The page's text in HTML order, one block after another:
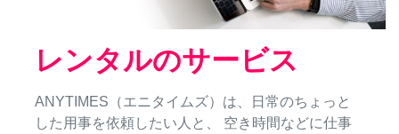
レンタルのサービス
ANYTIMES（エニタイムズ）は、日常のちょっと
した用事を依頼したい人と、 空き時間などに仕事